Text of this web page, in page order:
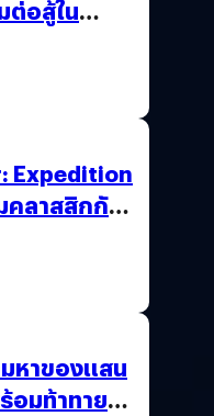
ต่อสู้ใน
Expedition
คลาสสิกกับ
หาของแสน
อมท้าทาย